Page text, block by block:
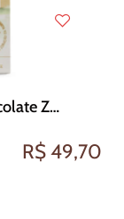
Drágeas de Avelã Cobertas com Chocolate Zero Açúcar 75g
R$ 49,70